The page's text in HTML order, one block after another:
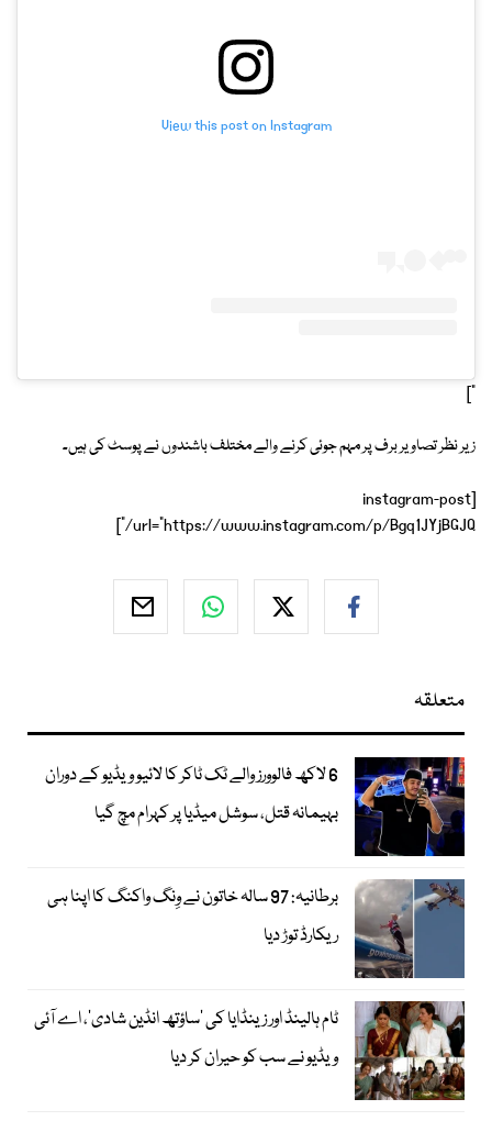
View this post on Instagram
"]
زیر نظر تصاویر برف پر مہم جوئی کرنے والے مختلف باشندوں نے پوسٹ کی ہیں۔
[instagram-post
url="https://www.instagram.com/p/Bgq1JYjBGJQ/"]
متعلقہ
6 لاکھ فالوورز والے ٹک ٹاکر کا لائیو ویڈیو کے دوران
بہیمانہ قتل، سوشل میڈیا پر کہرام مچ گیا
برطانیہ: 97 سالہ خاتون نے وِنگ واکنگ کا اپنا ہی
ریکارڈ توڑ دیا
ٹام ہالینڈ اور زینڈایا کی ’ساؤتھ انڈین شادی‘، اے آئی
ویڈیو نے سب کو حیران کر دیا